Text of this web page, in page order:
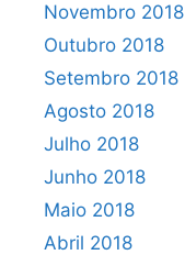
Novembro 2018
Outubro 2018
Setembro 2018
Agosto 2018
Julho 2018
Junho 2018
Maio 2018
Abril 2018